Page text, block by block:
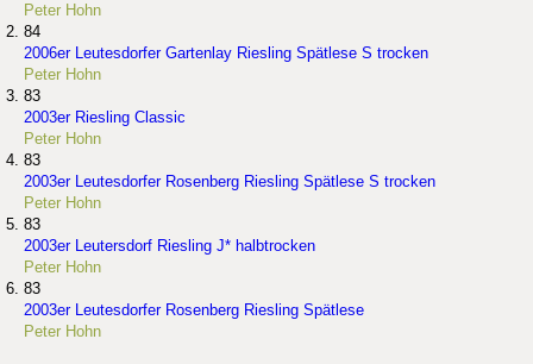
Peter Hohn
84
2006er Leutesdorfer Gartenlay Riesling Spätlese S trocken
Peter Hohn
83
2003er Riesling Classic
Peter Hohn
83
2003er Leutesdorfer Rosenberg Riesling Spätlese S trocken
Peter Hohn
83
2003er Leutersdorf Riesling J* halbtrocken
Peter Hohn
83
2003er Leutesdorfer Rosenberg Riesling Spätlese
Peter Hohn